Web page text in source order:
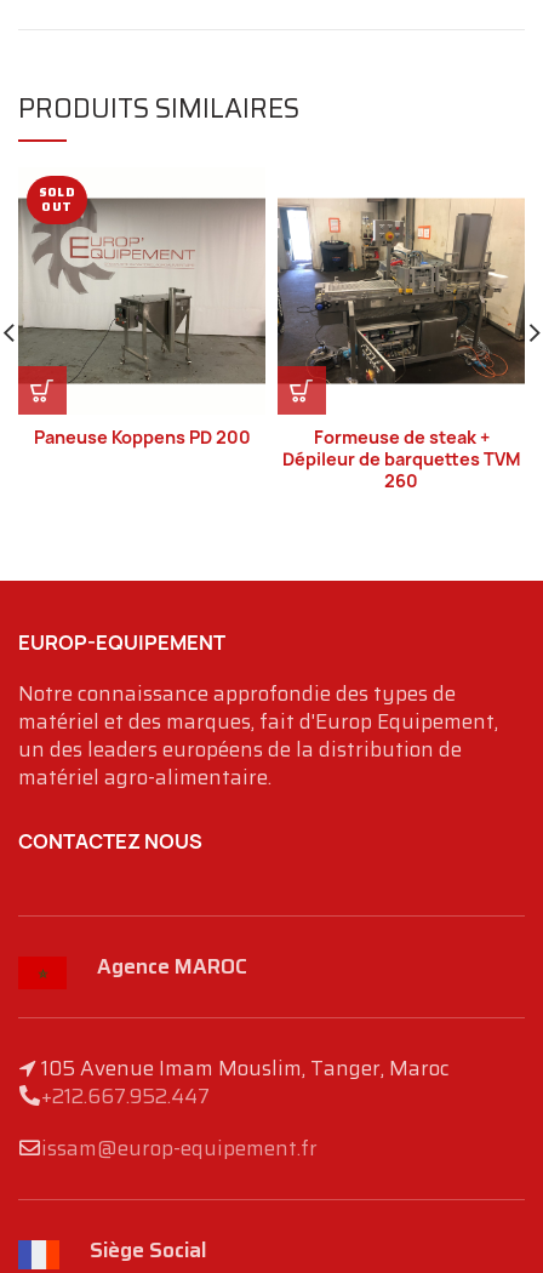
PRODUITS SIMILAIRES
SOLD
OUT
Paneuse Koppens PD 200
Formeuse de steak +
Dépileur de barquettes TVM
260
EUROP-EQUIPEMENT
Notre connaissance approfondie des types de
matériel et des marques, fait d'Europ Equipement,
un des leaders européens de la distribution de
matériel agro-alimentaire.
CONTACTEZ NOUS
Agence MAROC
105 Avenue Imam Mouslim, Tanger, Maroc
+212.667.952.447
issam@europ-equipement.fr
Siège Social